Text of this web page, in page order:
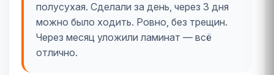
полусухая. Сделали за день, через 3 дня
можно было ходить. Ровно, без трещин.
Через месяц уложили ламинат — всё
отлично.